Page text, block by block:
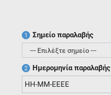
1 Σημείο παραλαβής
2 Ημερομηνία παραλαβής